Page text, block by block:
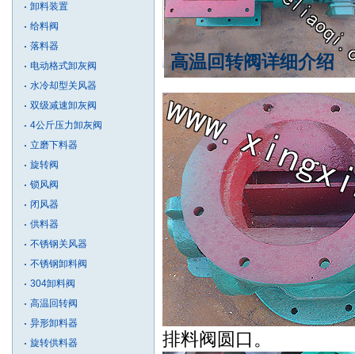
卸料装置
给料阀
落料器
电动格式卸灰阀
水冷却型关风器
双级减速卸灰阀
4公斤压力卸灰阀
立磨下料器
旋转阀
锁风阀
闭风器
供料器
不锈钢关风器
不锈钢卸料阀
304卸料阀
高温回转阀
异形卸料器
旋转供料器
高温回转阀详细介绍
排料阀圆口。